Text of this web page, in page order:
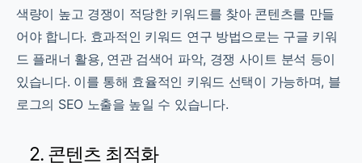
색량이 높고 경쟁이 적당한 키워드를 찾아 콘텐츠를 만들
어야 합니다. 효과적인 키워드 연구 방법으로는 구글 키워
드 플래너 활용, 연관 검색어 파악, 경쟁 사이트 분석 등이
있습니다. 이를 통해 효율적인 키워드 선택이 가능하며, 블
로그의 SEO 노출을 높일 수 있습니다.
2. 콘텐츠 최적화